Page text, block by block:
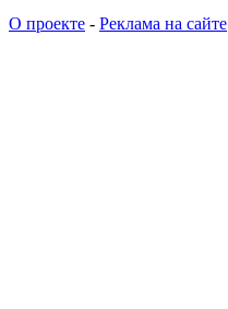
О проекте - Реклама на сайте